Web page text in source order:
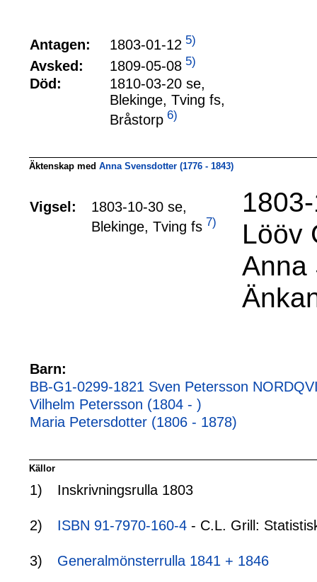
Antagen: 1803-01-12 5)
Avsked: 1809-05-08 5)
Död:
1810-03-20 se,
Blekinge, Tving fs,
Bråstorp 6)
Äktenskap med Anna Svensdotter (1776 - 1843)
Vigsel:
1803-10-30 se,
Blekinge, Tving fs 7)
Lööv
Anna
Barn:
BB-G1-0299-1821 Sven Petersson
Vilhelm Petersson (1804 - )
Maria Petersdotter (1806 - 1878)
Källor
1) Inskrivningsrulla 1803
2) ISBN 91-7970-160-4 - C.L. Grill:
3) Generalmönsterrulla 1841 + 1846